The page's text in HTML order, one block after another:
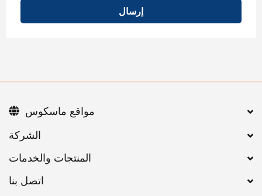
إرسال
اتصل بنا
مواقع ماسكوس